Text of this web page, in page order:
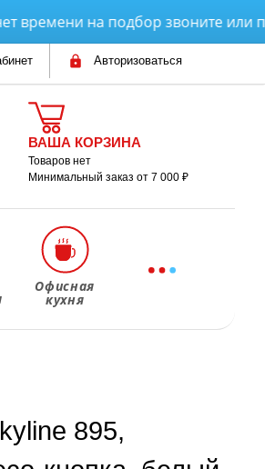
на подбор звоните или
Авторизоваться
ВАША КОРЗИНА
Товаров нет
Минимальный заказ от 7 000 ₽
Офисная
кухня
895,